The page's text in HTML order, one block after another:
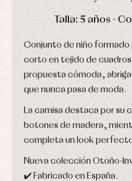
DÍAS HORAS
Talla: 5 años -
Conjunto de niño formado
corto en tejido de
propuesta cómoda,
que nunca pasa de moda.
La camisa destaca por su
botones de madera,
completa un look
Nueva colección Otoño-
✔️ Fabricado en España.
bodys,
y
de
abrigo
de
Ropa
interior
Vestidos